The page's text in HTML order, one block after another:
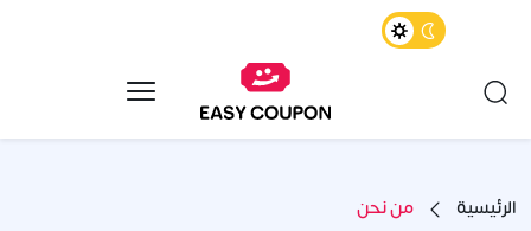
الرئيسية من نحن